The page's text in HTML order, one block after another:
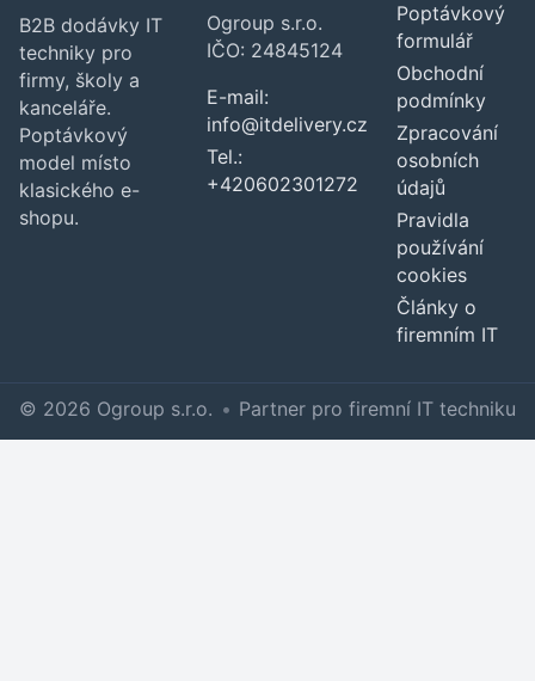
B2B dodávky IT
techniky pro
firmy, školy a
kanceláře.
Poptávkový
model místo
klasického e-
shopu.
Ogroup s.r.o.
IČO: 24845124
E-mail:
info@itdelivery.cz
Tel.:
+420602301272
Poptávkový
formulář
Obchodní
podmínky
Zpracování
osobních
údajů
Pravidla
používání
cookies
Články o
firemním IT
© 2026 Ogroup s.r.o. • Partner pro firemní IT techniku